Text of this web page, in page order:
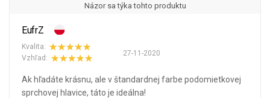
Názor sa týka tohto produktu
EufrZ
27-11-2020
Kvalita:
Vzhľad:
Ak hľadáte krásnu, ale v štandardnej farbe podomietkovej
sprchovej hlavice, táto je ideálna!